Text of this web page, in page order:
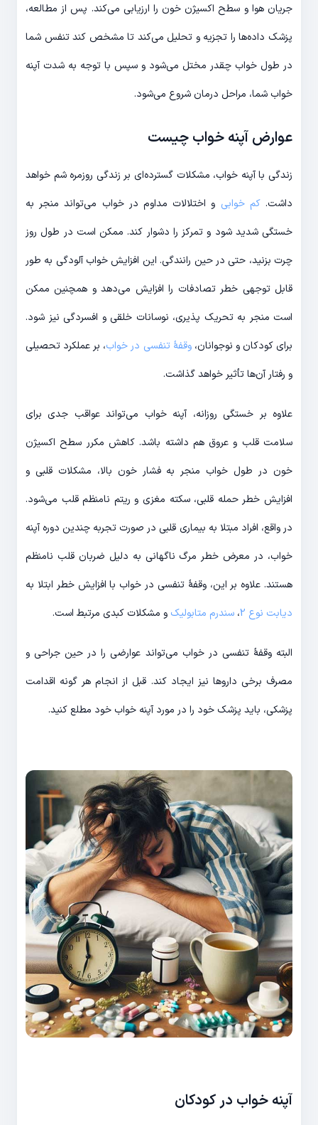
جریان هوا و سطح اکسیژن خون را ارزیابی می‌کند. پس از مطالعه،
پزشک داده‌ها را تجزیه و تحلیل می‌کند تا مشخص کند تنفس شما
در طول خواب چقدر مختل می‌شود و سپس با توجه به شدت آپنه
خواب شما، مراحل درمان شروع می‌شود.
عوارض آپنه خواب چیست
زندگی با آپنه خواب، مشکلات گسترده‌ای بر زندگی روزمره شم خواهد
داشت.کم خوابی و اختلالات مداوم در خواب می‌تواند منجر به
خستگی شدید شود و تمرکز را دشوار کند. ممکن است در طول روز
چرت بزنید، حتی در حین رانندگی. این افزایش خواب آلودگی به طور
قابل توجهی خطر تصادفات را افزایش می‌دهد و همچنین ممکن
است منجر به تحریک پذیری، نوسانات خلقی و افسردگی نیز شود.
برای کودکان و نوجوانان،وقفهٔ تنفسی در خواب، بر عملکرد تحصیلی
و رفتار آن‌ها تأثیر خواهد گذاشت.
علاوه بر خستگی روزانه، آپنه خواب می‌تواند عواقب جدی برای
سلامت قلب و عروق هم داشته باشد. کاهش مکرر سطح اکسیژن
خون در طول خواب منجر به فشار خون بالا، مشکلات قلبی و
افزایش خطر حمله قلبی، سکته مغزی و ریتم نامنظم قلب می‌شود.
در واقع، افراد مبتلا به بیماری قلبی در صورت تجربه چندین دوره آپنه
خواب، در معرض خطر مرگ ناگهانی به دلیل ضربان قلب نامنظم
هستند. علاوه بر این، وقفهٔ تنفسی در خواب با افزایش خطر ابتلا به
دیابت نوع 2
، سندرم متابولیک و مشکلات کبدی مرتبط است.
البته وقفهٔ تنفسی در خواب می‌تواند عوارضی را در حین جراحی و
مصرف برخی داروها نیز ایجاد کند. قبل از انجام هر گونه اقدامت
پزشکی، باید پزشک خود را در مورد آپنه خواب خود مطلع کنید.
آپنه خواب در کودکان